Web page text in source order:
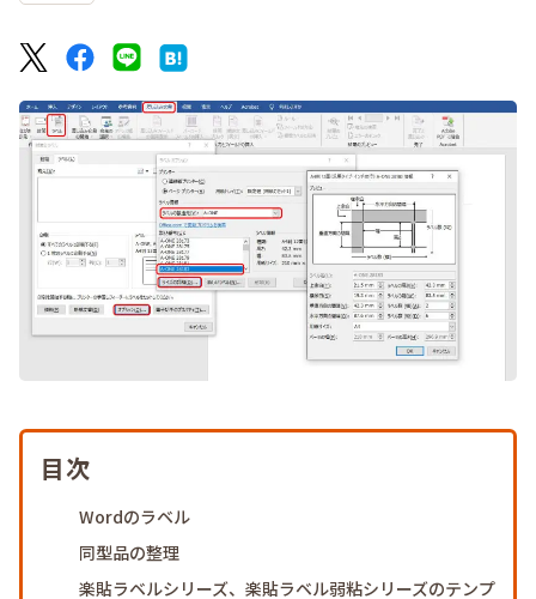
目次
Wordのラベル
同型品の整理
楽貼ラベルシリーズ、楽貼ラベル弱粘シリーズのテンプ